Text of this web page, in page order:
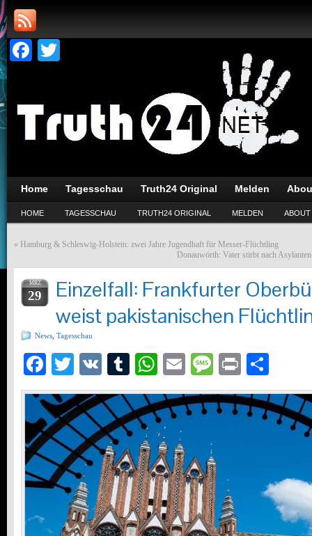
Facebook
Home Tagesschau Truth24 Original Melden
HOME TAGESSCHAU TRUTH24 ORIGINAL MELDEN ABOUT
« Hamburg & Schleswig-Holstein: zwei Jahre Jugendhaft für Messer-Flüchtling
Donauwörth: Vater stirbt nach
MRZ
29
Einzelfall: Frankfurter
weist pakistanischen
News Tagesschau
Facebook
Twitter
VK Tumblr
WhatsApp
EmailMessage
Print